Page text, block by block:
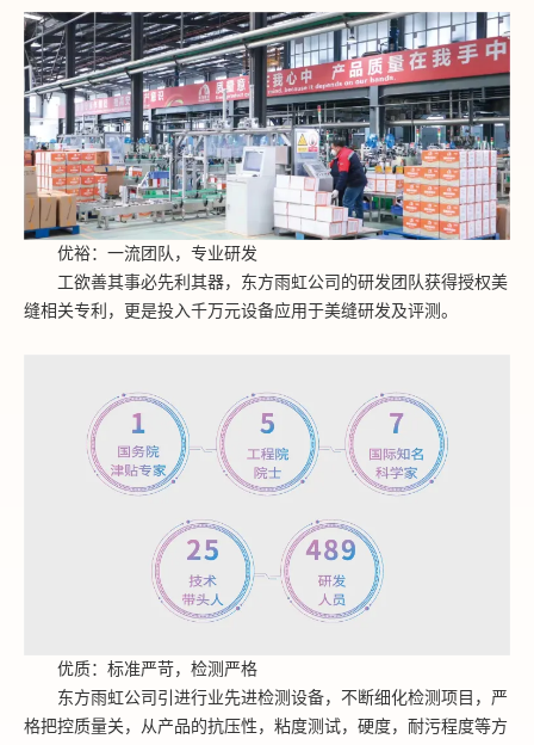
优裕：一流团队，专业研发
工欲善其事必先利其器，东方雨虹公司的研发团队获得授权美
缝相关专利，更是投入千万元设备应用于美缝研发及评测。
优质：标准严苛，检测严格
东方雨虹公司引进行业先进检测设备，不断细化检测项目，严
格把控质量关，从产品的抗压性，粘度测试，硬度，耐污程度等方